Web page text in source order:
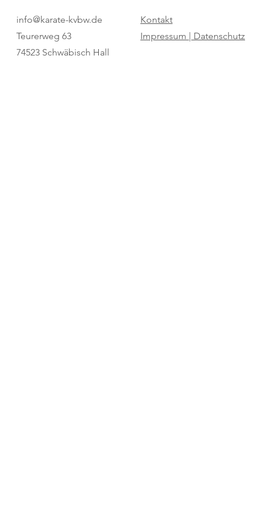
Pure Dominanz: Birtat MTV
Ludwigsburg zum zweiten Mal
Champion
für den SV
info@karate-kvbw.de
Teurerweg 63
74523 Schwäbisch Hall
Kontakt
Impressum | Datenschutz